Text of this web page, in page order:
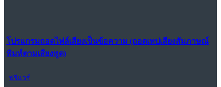
โปรแกรมถอดไฟล์เสียงเป็นข้อความ (ถอดเทปเสียงสัมภาษณ์
พิมพ์ตามเสียงพูด)
ฟรีแวร์